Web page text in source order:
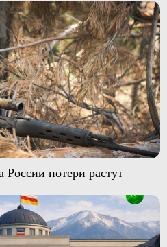
потери растут